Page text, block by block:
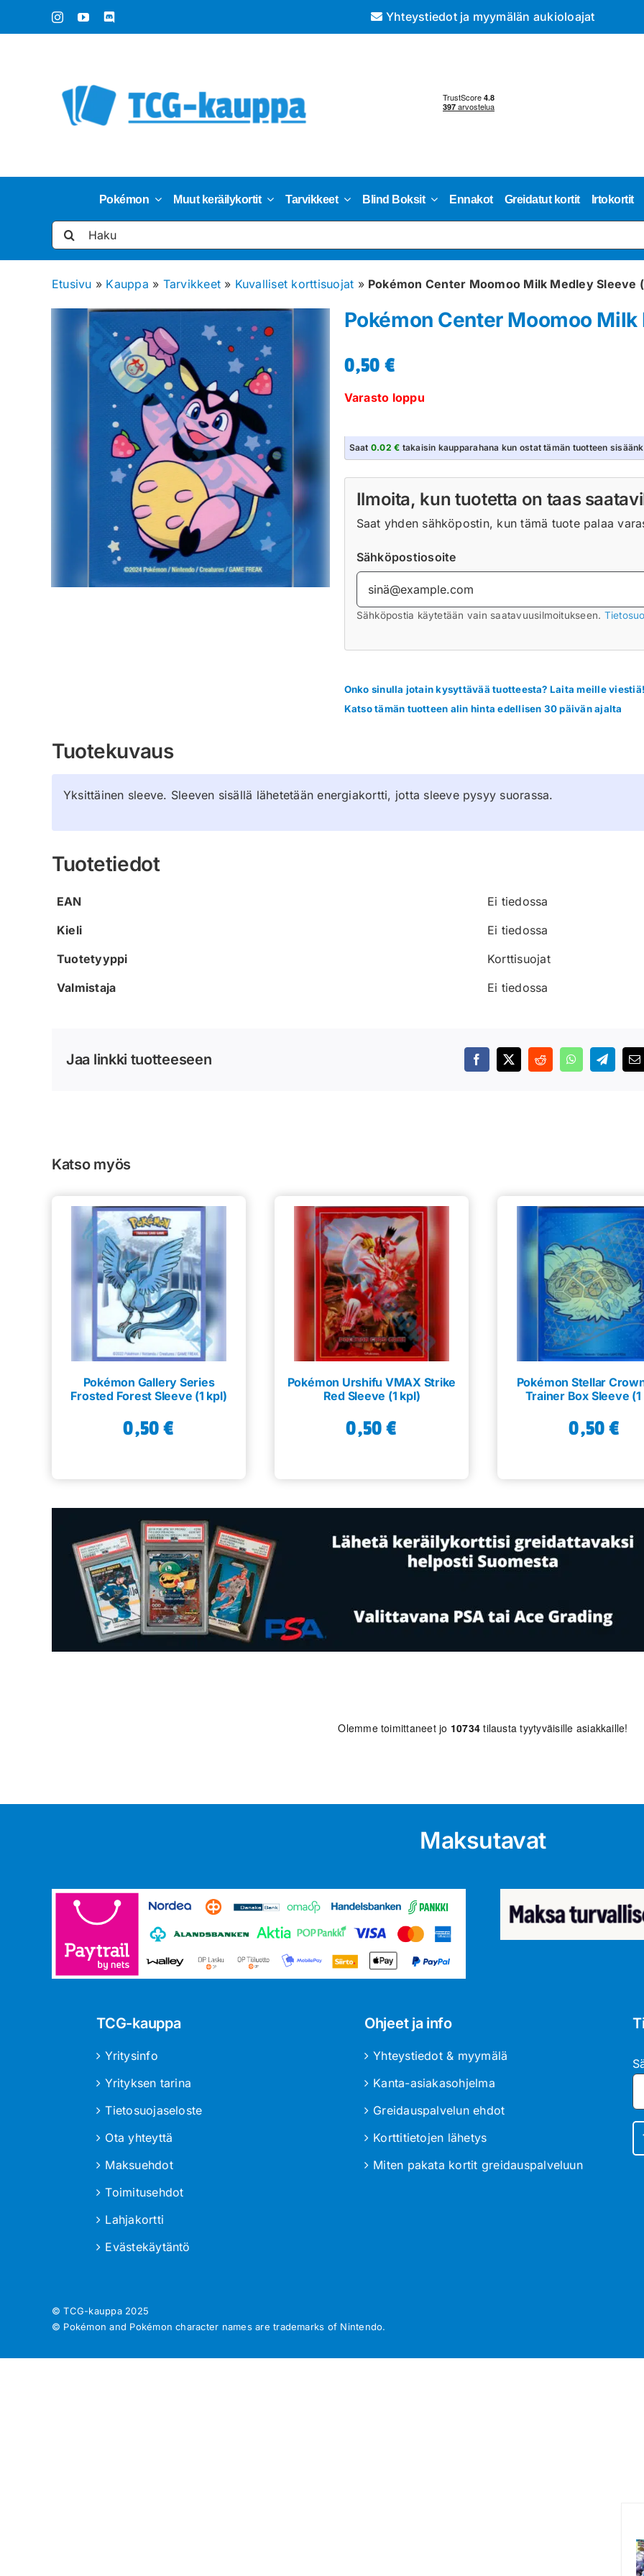
Yhteystiedot ja myymälän aukioloajat
Pokémon Muut keräilykortit Tarvikkeet Blind Boksit Ennakot Greidatut kortit Irtokortit
Etsi
...
Etusivu » Kauppa » Tarvikkeet » Kuvalliset korttisuojat » Pokémon Center Moomoo Milk Medley Sleeve
Pokémon Center Moomoo
0,50 €
Varasto loppu
Saat 0.02 € takaisin kaupparahana kun ostat tämän tuotteen
Ilmoita, kun tuotetta on taas
Saat yhden sähköpostin, kun tämä tuote palaa
Sähköpostiosoite
Sähköpostia käytetään vain saatavuusilmoitukseen.
Onko sinulla jotain kysyttävää tuotteesta? Laita meille
Katso tämän tuotteen alin hinta edellisen 30 päivän ajalta
Tuotekuvaus
Yksittäinen sleeve. Sleeven sisällä lähetetään energiakortti, jotta sleeve pysyy suorassa.
Tuotetiedot
EAN
Ei tiedossa
Kieli
Ei tiedossa
Tuotetyyppi
Korttisuojat
Valmistaja
Ei tiedossa
Jaa linkki tuotteeseen
Katso myös
Pokémon Gallery Series
Frosted Forest Sleeve (1 kpl)
0,50€
Pokémon Urshifu VMAX Strike
Red Sleeve (1 kpl)
0,50€
Pokémon Stellar
Trainer Box Sleeve (1
0,50€
Olemme toimittaneet jo 10734 tilausta tyytyväisille asiakkaille!
Maksutavat
TCG-kauppa
Yritysinfo
Yrityksen tarina
Tietosuojaseloste
Ota yhteyttä
Maksuehdot
Toimitusehdot
Lahjakortti
Evästekäytäntö
Ohjeet ja info
Yhteystiedot & myymälä
Kanta-asiakasohjelma
Greidauspalvelun ehdot
Korttitietojen lähetys
Miten pakata kortit greidauspalveluun
© TCG-kauppa 2025
© Pokémon and Pokémon character names are trademarks of Nintendo.